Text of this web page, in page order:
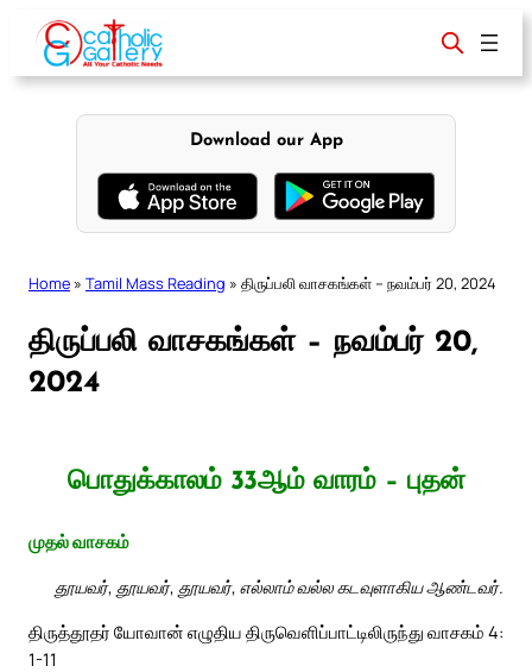
content
Download our App
Home » Tamil Mass Reading » திருப்பலி வாசகங்கள் – நவம்பர் 20, 2024
திருப்பலி வாசகங்கள் – நவம்பர் 20,
2024
பொதுக்காலம் 33ஆம் வாரம் – புதன்
முதல் வாசகம்
தூயவர், தூயவர், தூயவர், எல்லாம் வல்ல கடவுளாகிய ஆண்டவர்.
திருத்தூதர் யோவான் எழுதிய திருவெளிப்பாட்டிலிருந்து வாசகம் 4:
1-11